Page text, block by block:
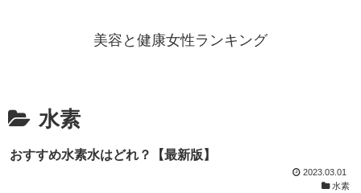
美容と健康女性ランキング
水素
おすすめ水素水はどれ？【最新版】
2023.03.01
水素